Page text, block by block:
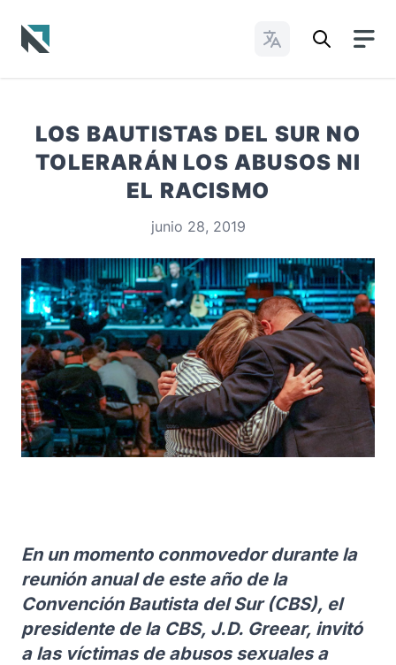
Cambiar idioma
LOS BAUTISTAS DEL SUR NO
TOLERARÁN LOS ABUSOS NI
EL RACISMO
junio 28, 2019
En un momento conmovedor durante la
reunión anual de este año de la
Convención Bautista del Sur (CBS), el
presidente de la CBS, J.D. Greear, invitó
a las víctimas de abusos sexuales a